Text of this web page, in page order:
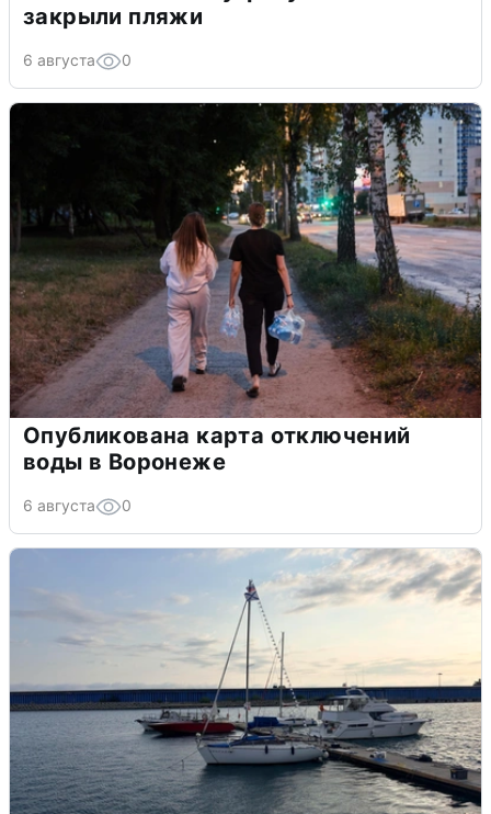
закрыли пляжи
6 августа 0
Опубликована карта отключений
воды в Воронеже
6 августа 0